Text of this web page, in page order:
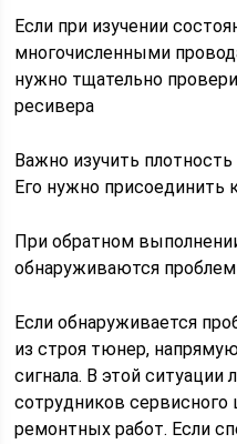
Если при изучении
многочисленными
нужно тщательно
ресивера
Важно изучить
Его нужно присоединить
При обратном
обнаруживаются
Если обнаруживается
из строя тюнер,
сигнала. В этой ситуации
сотрудников сервисного
ремонтных работ. Если